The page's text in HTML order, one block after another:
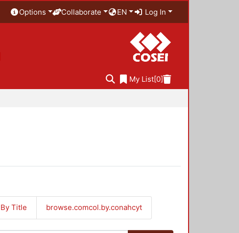
Options Collaborate EN Log In
My List[0]
By Title browse.comcol.by.conahcyt